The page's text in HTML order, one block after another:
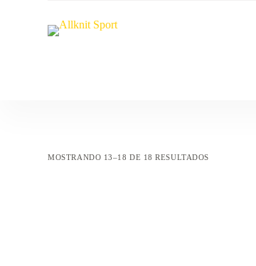
MOSTRANDO 13–18 DE 18 RESULTADOS